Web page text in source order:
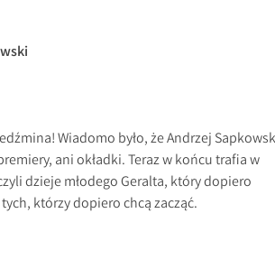
Wiadomo było, że Andrzej
ani okładki. Teraz w końcu trafia w
dzieje młodego Geralta, który dopiero
którzy dopiero chcą zacząć.